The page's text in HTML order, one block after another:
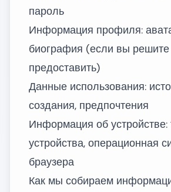
пароль
Информация профиля:
биография (если вы решите
предоставить)
Данные использования:
создания, предпочтения
Информация об устройстве:
устройства, операционная
браузера
Как мы собираем